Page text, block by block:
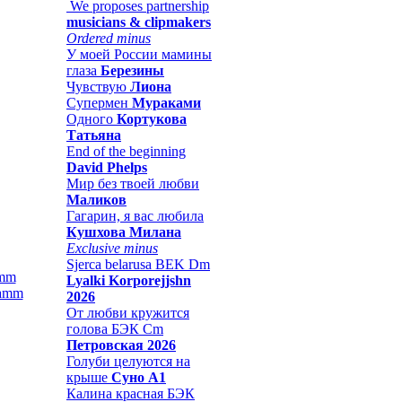
We proposes partnership
musicians & clipmakers
Ordered minus
У моей России мамины
глаза Березины
Чувствую Лиона
Супермен Мураками
Одного Кортукова
Татьяна
End of the beginning
David Phelps
Мир без твоей любви
Маликов
Гагарин, я вас любила
Кушхова Милана
Exclusive minus
Sjerca belarusa BEK Dm
Lyalki Korporejjshn
2026
От любви кружится
голова БЭК Cm
Петровская 2026
Голуби целуются на
крыше Суно А1
Калина красная БЭК